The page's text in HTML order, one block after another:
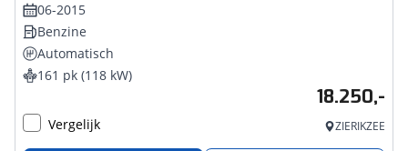
06-2015
Benzine
Automatisch
161 pk (118 kW)
18.250,-
Vergelijk ZIERIKZEE